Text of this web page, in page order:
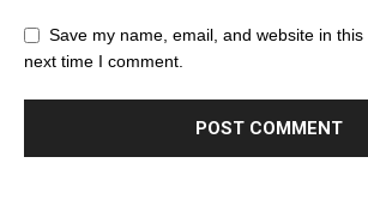
Save my name, email, and website in
next time I comment.